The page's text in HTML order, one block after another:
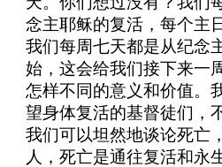
念主耶稣的复活，每个主
我们每周七天都是从纪念
始，这会给我们接下来一
怎样不同的意义和价值。
望身体复活的基督徒们，
我们可以坦然地谈论死亡
人，死亡是通往复活和永